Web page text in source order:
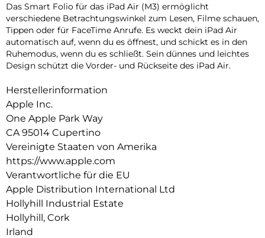
Das Smart Folio für das iPad Air (M3) ermöglicht
verschiedene Betrachtungswinkel zum Lesen, Filme schauen,
Tippen oder für FaceTime Anrufe. Es weckt dein iPad Air
auto­matisch auf, wenn du es öffnest, und schickt es in den
Ruhemodus, wenn du es schließt. Sein dünnes und leichtes
Design schützt die Vorder- und Rückseite des iPad Air.
Herstellerinformation
Apple Inc.
One Apple Park Way
CA 95014 Cupertino
Vereinigte Staaten von Amerika
https://www.apple.com
Verantwortliche für die EU
Apple Distribution International Ltd
Hollyhill Industrial Estate
Hollyhill, Cork
Irland